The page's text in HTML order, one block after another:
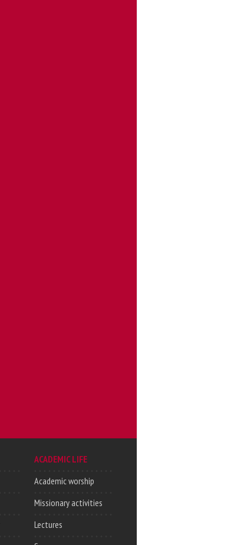
ACADEMIC LIFE
Academic worship
Missionary activities
Lectures